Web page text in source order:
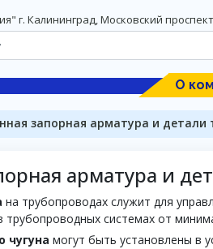
г. Калининград, Московский
О
запорная арматура и детали
арматура и
на трубопроводах служит для
трубопроводных системах от
чугуна могут быть установлены в